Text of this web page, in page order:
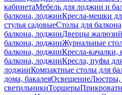
кабинетаМебель для лоджии и
балкона, лоджииКресла-мешки
стулья садовыеСтолы для
балкона, лоджииДверцы
балкона, лоджииЖурнальные
балкона, лоджииКресла-качалки,
балкона, лоджииКресла, пуфы
лоджииКомпактные столы для
дома, бакалеяОсвещениеЛюстры,
светильникиТоршеры